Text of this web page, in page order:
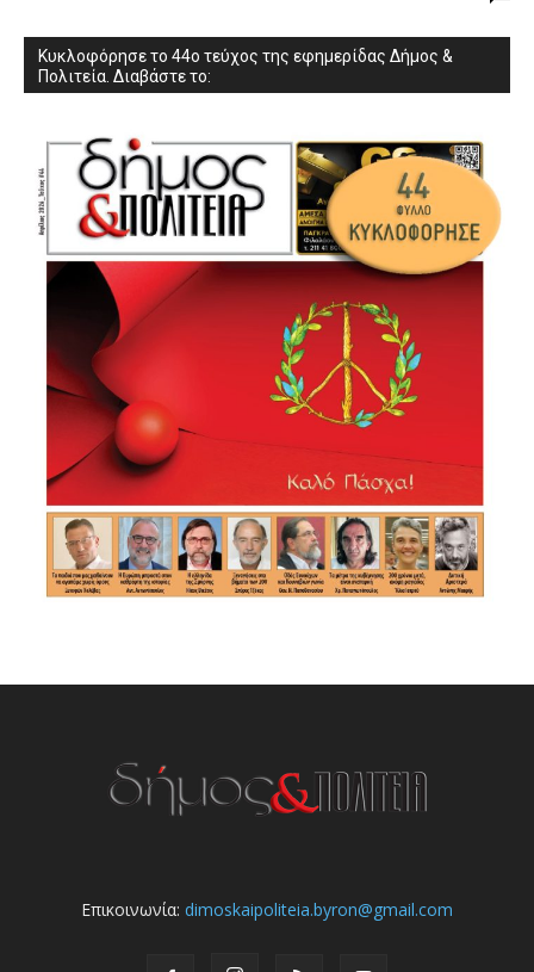
Κυκλοφόρησε το 44ο τεύχος της εφημερίδας Δήμος &
Πολιτεία. Διαβάστε το:
Επικοινωνία: dimoskaipoliteia.byron@gmail.com